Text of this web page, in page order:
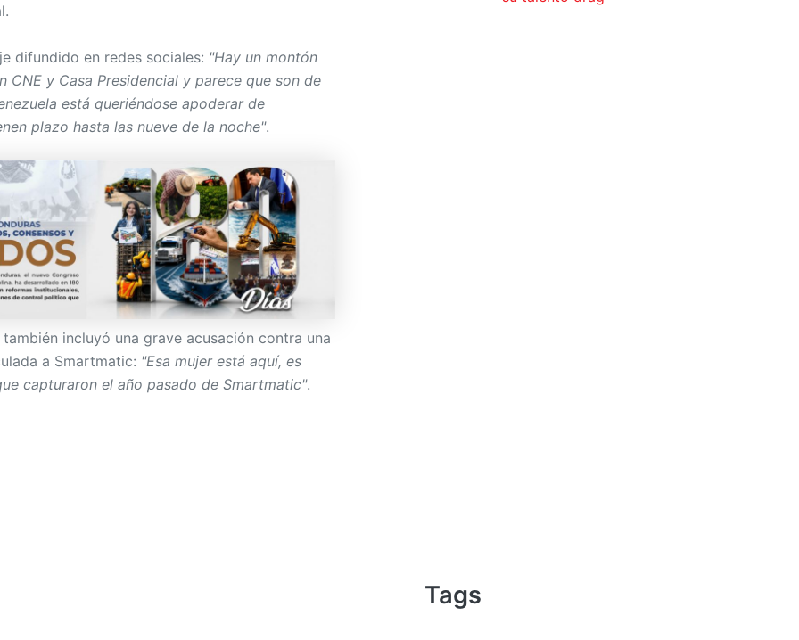
difundido en redes sociales: "Hay un montón
CNE y Casa Presidencial y parece que son de
está queriéndose apoderar de
plazo hasta las nueve de la noche".
incluyó una grave acusación contra una
a Smartmatic: "Esa mujer está aquí, es
capturaron el año pasado de Smartmatic".
Tags